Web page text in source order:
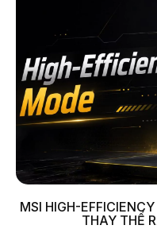
MSI HIGH-
THAY THẾ